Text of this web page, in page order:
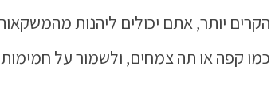
הקרים יותר, אתם יכולים ליהנות
כמו קפה או תה צמחים, ולשמור על